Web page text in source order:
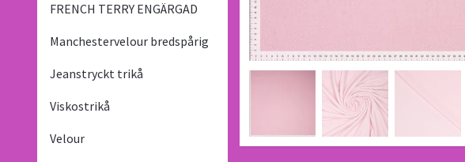
FRENCH TERRY ENGÄRGAD
Manchestervelour bredspårig
Jeanstryckt trikå
Viskostrikå
Velour